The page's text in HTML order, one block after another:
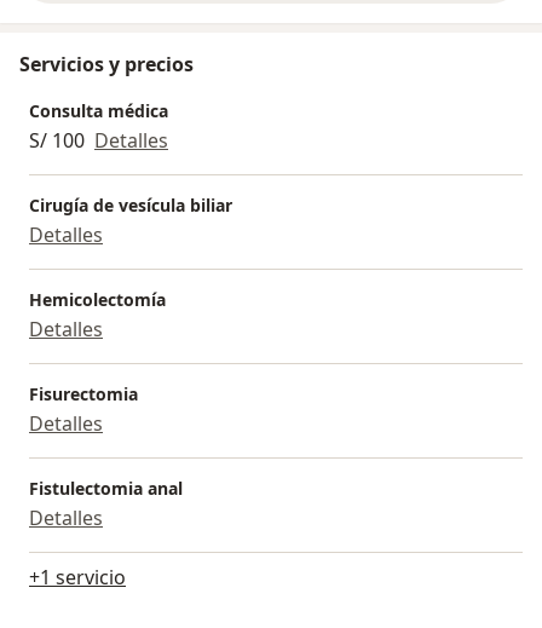
Servicios y precios
Consulta médica
S/ 100 Detalles
Cirugía de vesícula biliar
Detalles
Hemicolectomía
Detalles
Fisurectomia
Detalles
Fistulectomia anal
Detalles
+1 servicio